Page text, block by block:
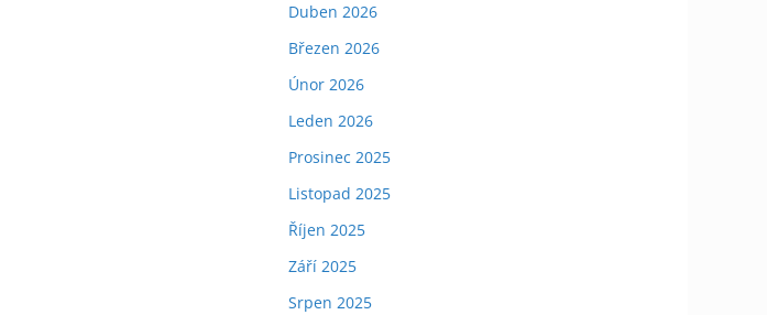
Duben 2026
Březen 2026
Únor 2026
Leden 2026
Prosinec 2025
Listopad 2025
Říjen 2025
Září 2025
Srpen 2025